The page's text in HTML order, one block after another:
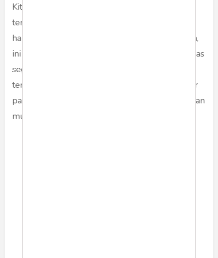
Kita perlu mengenali kesadaran murni ini. Ini
terkait dengan langkah kedua, yakni melepas
hal-hal yang berubah. Di dalam tradisi Dharma,
ini disebut sebagai Vairagya, yakni sikap melepas
segala yang sementara. Biarkan yang berubah
terus berubah. Sementara, kita tetap bersandar
pada “Sang Hidup” di dalam diri, yakni kesadaran
murni.